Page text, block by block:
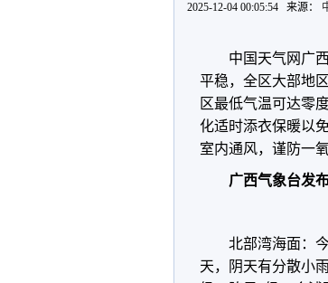
2025-12-04 00:05:54 来源：
中国天气网广
平稳，全区大部地
区最低气温可达零
化适时添衣保暖以
室内通风，谨防一
广西气象台发布
北部湾海面：
天，阴天有分散小